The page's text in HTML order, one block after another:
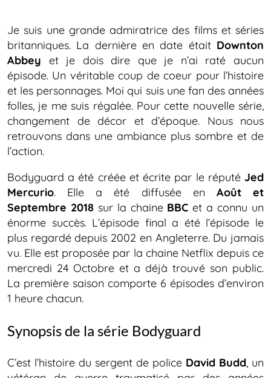
Je suis une grande admiratrice des films et séries
britanniques. La dernière en date était Downton
Abbey et je dois dire que je n’ai raté aucun
épisode. Un véritable coup de coeur pour l’histoire
et les personnages. Moi qui suis une fan des années
folles, je me suis régalée. Pour cette nouvelle série,
changement de décor et d’époque. Nous nous
retrouvons dans une ambiance plus sombre et de
l’action.
Bodyguard a été créée et écrite par le réputé Jed
Mercurio. Elle a été diffusée en Août et
Septembre 2018sur la chaine BBC et a connu un
énorme succès. L’épisode final a été l’épisode le
plus regardé depuis 2002 en Angleterre. Du jamais
vu. Elle est proposée par la chaine Netflix depuis ce
mercredi 24 Octobre et a déjà trouvé son public.
La première saison comporte 6 épisodes d’environ
1 heure chacun.
Synopsis de la série Bodyguard
C’est l’histoire du sergent de police David Budd, un